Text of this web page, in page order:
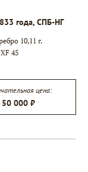
года, СПБ-НГ
10,11 г.
XF 45
цена:
50 000 ₽